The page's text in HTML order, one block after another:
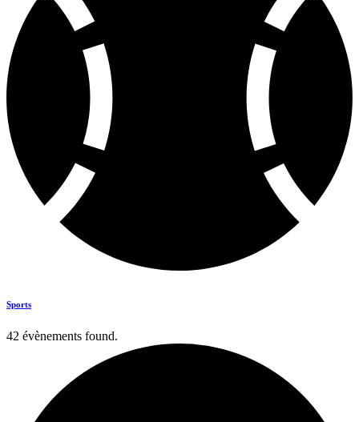
Sports
42 évènements found.